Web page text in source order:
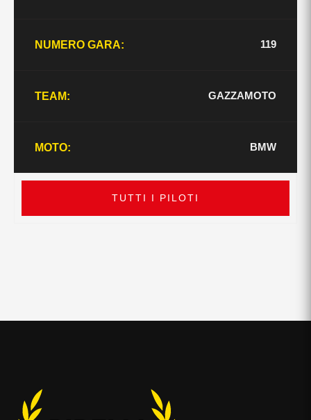
NUMERO GARA: 119
TEAM: GAZZAMOTO
MOTO: BMW
TUTTI I PILOTI